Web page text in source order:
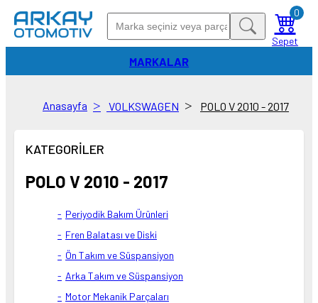
0
Sepet
MARKALAR
Anasayfa VOLKSWAGEN POLO V 2010 - 2017
KATEGORİLER
POLO V 2010 - 2017
Periyodik Bakım Ürünleri
Fren Balatası ve Diski
Ön Takım ve Süspansiyon
Arka Takım ve Süspansiyon
Motor Mekanik Parçaları